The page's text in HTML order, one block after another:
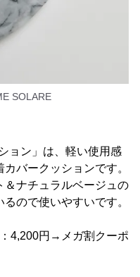
SOLARE
ョン」は、軽い使用感
バークッションです。
＆ナチュラルベージュの
ので使いやすいです。
4,200円→メガ割クーポ